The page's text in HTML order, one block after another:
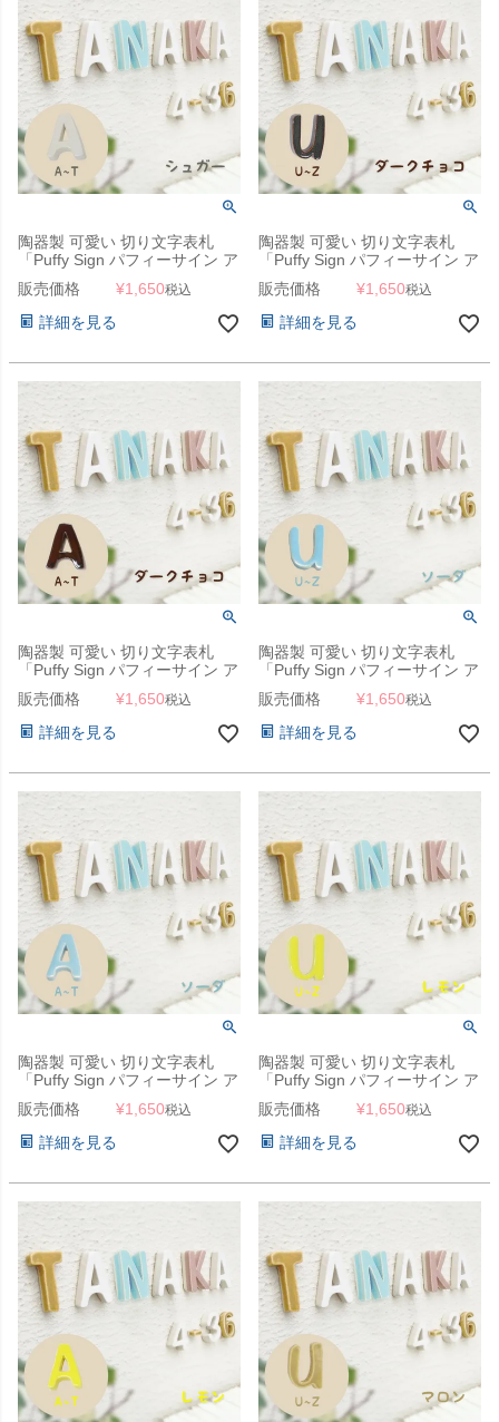
陶器製 可愛い 切り文字表札
「Puffy Sign パフィーサイン ア
ルファベット シュガー（A～
T）」
販売価格 ¥1,650税込
詳細を見る
陶器製 可愛い 切り文字表札
「Puffy Sign パフィーサイン ア
ルファベット ダークチョコ（U
～Z）」
販売価格 ¥1,650税込
詳細を見る
陶器製 可愛い 切り文字表札
「Puffy Sign パフィーサイン ア
ルファベット ダークチョコ（A
～T）」
販売価格 ¥1,650税込
詳細を見る
陶器製 可愛い 切り文字表札
「Puffy Sign パフィーサイン ア
ルファベット ソーダ（U～
Z）」
販売価格 ¥1,650税込
詳細を見る
陶器製 可愛い 切り文字表札
「Puffy Sign パフィーサイン ア
ルファベット ソーダ（A～
T）」
販売価格 ¥1,650税込
詳細を見る
陶器製 可愛い 切り文字表札
「Puffy Sign パフィーサイン ア
ルファベット レモン（U～
Z）」
販売価格 ¥1,650税込
詳細を見る